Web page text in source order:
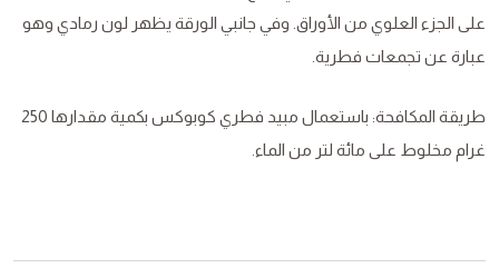
على الجزء العلوي من الأوراق. وفي جانبي الورقة يظهر لون رمادي وهو
عبارة عن تجمعات فطرية.
طريقة المكافحة: باستعمال مبيد فطري كوبوكس بكمية مقدارها 250
غرام مخلوط على مائة لتر من الماء.